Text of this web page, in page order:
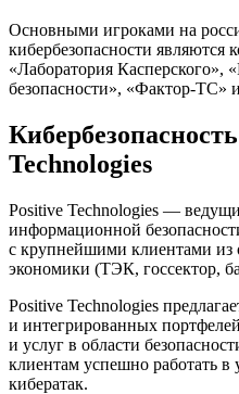
Основными игроками на
кибербезопасности являются
«Лаборатория
безопасности», «Фактор-ТС»
Technologies
Positive Technologies —
информационной
с крупнейшими клиентами из
экономики (ТЭК, госсектор,
Positive Technologies
и интегрированных
и услуг в области
клиентам успешно работать в
кибератак.